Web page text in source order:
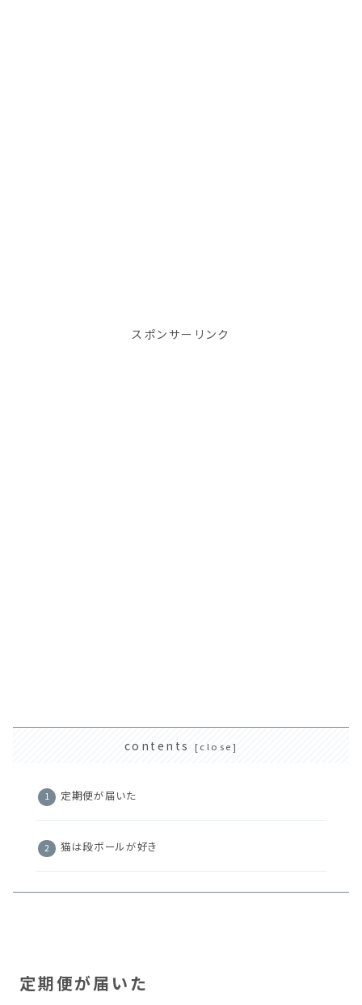
スポンサーリンク
contents
定期便が届いた
猫は段ボールが好き
定期便が届いた